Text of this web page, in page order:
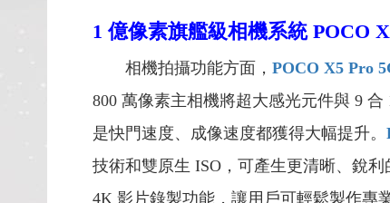
1 億像素旗艦級相機系統 POCO
相機拍攝功能方面， POCO X5 Pro
800 萬像素主相機將超大感光元件與 9
是快門速度、成像速度都獲得大幅提升。
技術和雙原生 ISO，可產生更清晰、銳利
4K 影片錄製功能，讓用戶可輕鬆製作專